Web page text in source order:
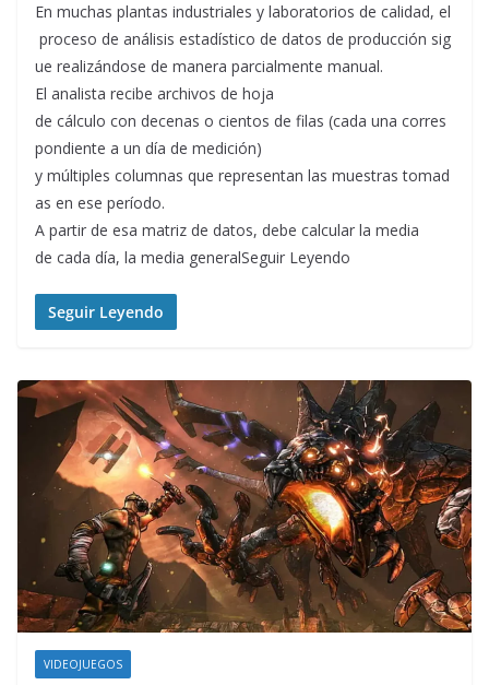
En muchas plantas industriales y laboratorios de calidad, el
proceso de análisis estadístico de datos de producción sig
ue realizándose de manera parcialmente manual.
El analista recibe archivos de hoja
de cálculo con decenas o cientos de filas (cada una corres
pondiente a un día de medición)
y múltiples columnas que representan las muestras tomad
as en ese período.
A partir de esa matriz de datos, debe calcular la media
de cada día, la media generalSeguir Leyendo
Seguir Leyendo
VIDEOJUEGOS